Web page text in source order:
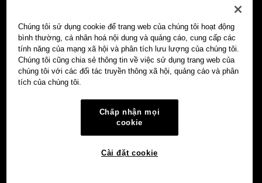
Công cụ tính tiền mã hóa
Giao dịch
Chúng tôi sử dụng cookie để trang web của chúng tôi hoạt động
bình thường, cá nhân hoá nội dung và quảng cáo, cung cấp các
tính năng của mạng xã hội và phân tích lưu lượng của chúng tôi.
Chúng tôi cũng chia sẻ thông tin về việc sử dụng trang web của
chúng tôi với các đối tác truyền thông xã hội, quảng cáo và phân
tích của chúng tôi.
Chấp nhận mọi
cookie
Cài đặt cookie